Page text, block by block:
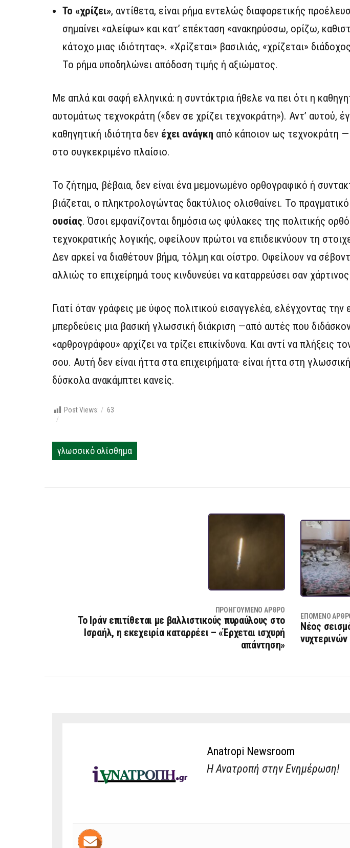
Το «χρίζει», αντίθετα, είναι ρήμα εντελώς διαφορετικής
σημαίνει «αλείφω» και κατ’ επέκταση «ανακηρύσσω, ορίζω,
κάτοχο μιας ιδιότητας». «Χρίζεται» βασιλιάς, «χρίζεται»
Το ρήμα υποδηλώνει απόδοση τιμής ή αξιώματος.
Με απλά και σαφή ελληνικά: η συντάκτρια ήθελε να πει ότι η
αυτομάτως τεχνοκράτη («δεν σε χρίζει τεχνοκράτη»). Αντ’ αυτού,
καθηγητική ιδιότητα δεν έχει ανάγκη από κάποιον ως τεχνοκράτη
στο συγκεκριμένο πλαίσιο.
Το ζήτημα, βέβαια, δεν είναι ένα μεμονωμένο ορθογραφικό ή
βιάζεται, ο πληκτρολογώντας δακτύλιος ολισθαίνει. Το πραγματικό
ουσίας. Όσοι εμφανίζονται δημόσια ως φύλακες της πολιτικής
τεχνοκρατικής λογικής, οφείλουν πρώτοι να επιδεικνύουν τη
Δεν αρκεί να διαθέτουν βήμα, τόλμη και οίστρο. Οφείλουν να
αλλιώς το επιχείρημά τους κινδυνεύει να καταρρεύσει σαν
Γιατί όταν γράφεις με ύφος πολιτικού εισαγγελέα, ελέγχοντας
μπερδεύεις μια βασική γλωσσική διάκριση —από αυτές που
«αρθρογράφου» αρχίζει να τρίζει επικίνδυνα. Και αντί να πλήξεις
σου. Αυτή δεν είναι ήττα στα επιχειρήματα· είναι ήττα στη
δύσκολα ανακάμπτει κανείς.
Post Views: 63
γλωσσικό ολίσθημα
ΠΡΟΗΓΟΎΜΕΝΟ ΆΡΘΡΟ
Το Ιράν επιτίθεται με βαλλιστικούς πυραύλους στο
Ισραήλ, η εκεχειρία καταρρέει – «Έρχεται ισχυρή
απάντηση»
ΕΠΌΜΕΝΟ
Νέος
Anatropi Newsroom
Η Ανατροπή στην Ενημέρωση!